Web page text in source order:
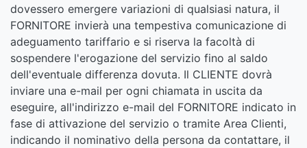
dovessero emergere variazioni di qualsiasi natura, il
FORNITORE invierà una tempestiva comunicazione di
adeguamento tariffario e si riserva la facoltà di
sospendere l'erogazione del servizio fino al saldo
dell'eventuale differenza dovuta. Il CLIENTE dovrà
inviare una e-mail per ogni chiamata in uscita da
eseguire, all'indirizzo e-mail del FORNITORE indicato in
fase di attivazione del servizio o tramite Area Clienti,
indicando il nominativo della persona da contattare, il